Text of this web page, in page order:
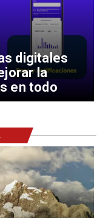
digitales
la
en todo